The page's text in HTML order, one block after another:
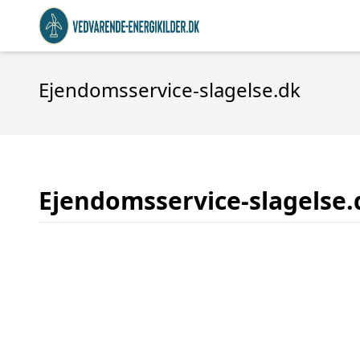
Ejendomsservice-slagelse.dk
Ejendomsservice-